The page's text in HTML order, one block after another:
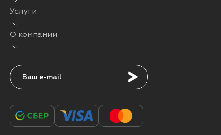
Услуги
О компании
Подписаться